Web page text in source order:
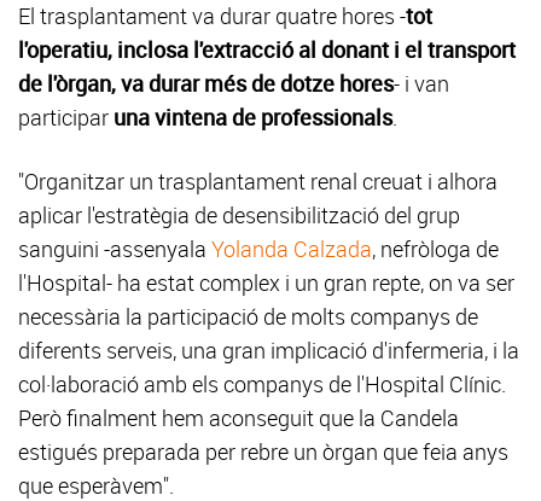
El trasplantament va durar quatre hores -tot
l'operatiu, inclosa l'extracció al donant i el transport
de l'òrgan, va durar més de dotze hores- i van
participar una vintena de professionals.
"Organitzar un trasplantament renal creuat i alhora
aplicar l'estratègia de desensibilització del grup
sanguini -assenyala Yolanda Calzada, nefròloga de
l'Hospital- ha estat complex i un gran repte, on va ser
necessària la participació de molts companys de
diferents serveis, una gran implicació d'infermeria, i la
col·laboració amb els companys de l'Hospital Clínic.
Però finalment hem aconseguit que la Candela
estigués preparada per rebre un òrgan que feia anys
que esperàvem".